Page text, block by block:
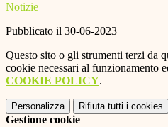
Notizie
Pubblicato il 30-06-2023
Questo sito o gli strumenti terzi da
cookie necessari al funzionamento
COOKIE POLICY.
Personalizza Rifiuta tutti i cookies
Gestione cookie